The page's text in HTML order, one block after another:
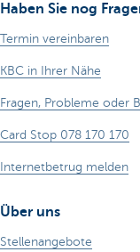
Haben Sie nog
Termin vereinbaren
KBC in Ihrer Nähe
Fragen, Probleme oder
Card Stop 078 170 170
Internetbetrug melden
Über uns
Stellenangebote